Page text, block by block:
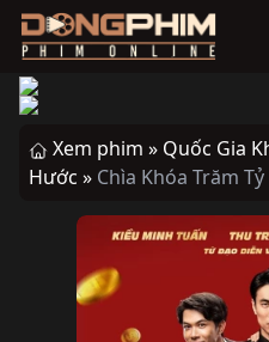
Xem phim » Quốc Gia
Hước » Chìa Khóa Trăm Tỷ